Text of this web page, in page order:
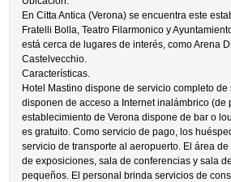
En Citta Antica (Verona) se encuentra este
Fratelli Bolla, Teatro Filarmonico y
está cerca de lugares de interés, como Arena
Castelvecchio.
Características.
Hotel Mastino dispone de servicio completo
disponen de acceso a Internet inalámbrico (de
establecimiento de Verona dispone de bar o
es gratuito. Como servicio de pago, los
servicio de transporte al aeropuerto. El área
de exposiciones, sala de conferencias y sala
pequeños. El personal brinda servicios de